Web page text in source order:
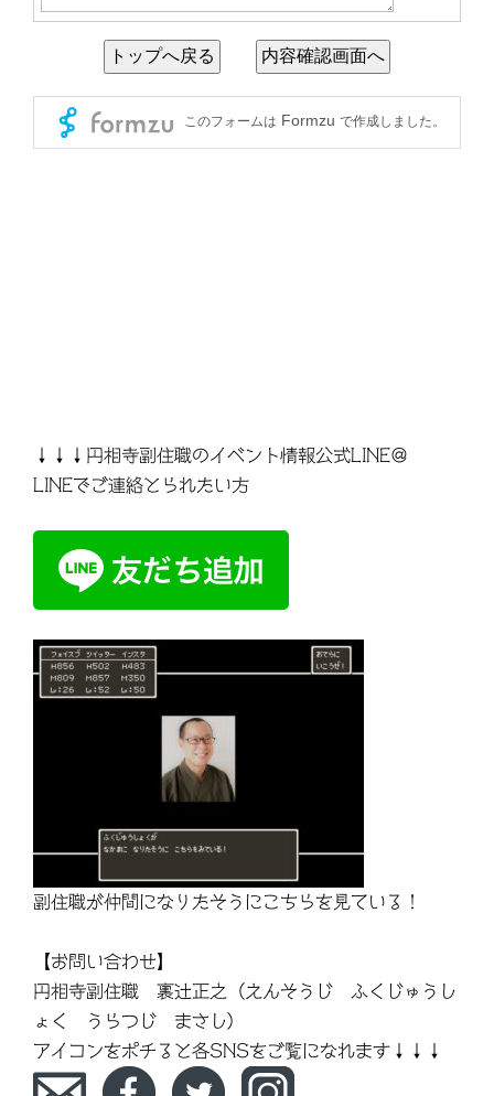
↓↓↓円相寺副住職のイベント情報公式LINE＠
LINEでご連絡とられたい方
副住職が仲間になりたそうにこちらを見ている！
【お問い合わせ】
円相寺副住職 裏辻正之（えんそうじ ふくじゅうし
ょく うらつじ まさし）
アイコンをポチると各SNSをご覧になれます↓↓↓